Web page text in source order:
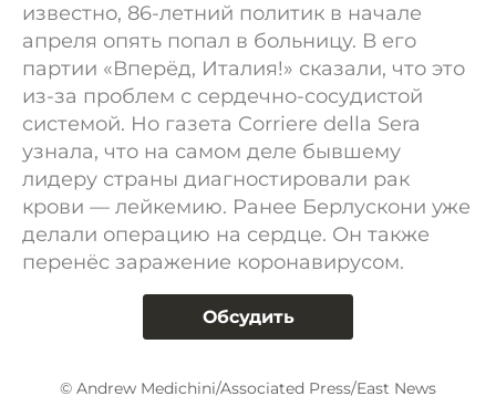
известно, 86-летний политик в начале
апреля опять попал в больницу. В его
партии «Вперёд, Италия!» сказали, что это
из-за проблем с сердечно-сосудистой
системой. Но газета Corriere della Sera
узнала, что на самом деле бывшему
лидеру страны диагностировали рак
крови — лейкемию. Ранее Берлускони уже
делали операцию на сердце. Он также
перенёс заражение коронавирусом.
Обсудить
© Andrew Medichini/Associated Press/East News